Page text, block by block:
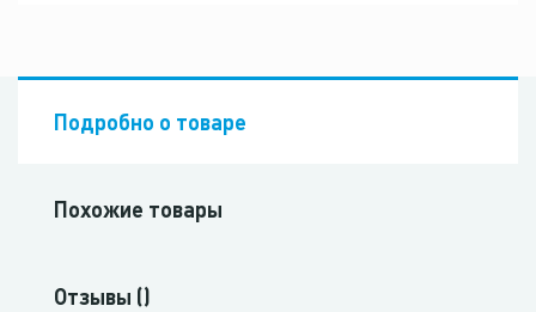
Подробно о товаре
Похожие товары
Отзывы ()